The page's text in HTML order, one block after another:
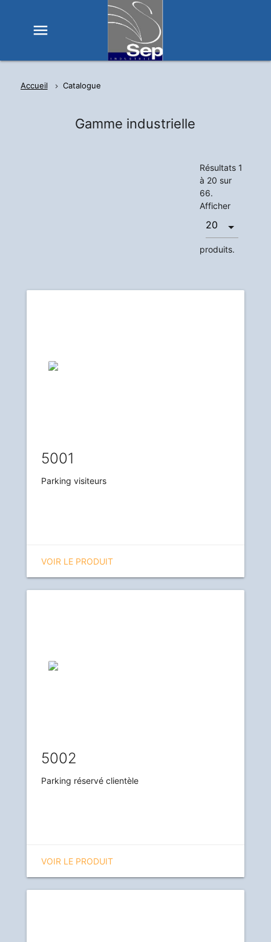
menu
Accueil Catalogue
Gamme industrielle
Résultats 1
à 20 sur
66.
Afficher
produits.
5001
Parking visiteurs
VOIR LE PRODUIT
5002
Parking réservé clientèle
VOIR LE PRODUIT